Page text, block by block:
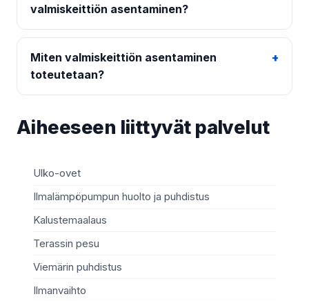
valmiskeittiön asentaminen?
Miten valmiskeittiön asentaminen
toteutetaan?
Aiheeseen liittyvät palvelut
Ulko-ovet
Ilmalämpöpumpun huolto ja puhdistus
Kalustemaalaus
Terassin pesu
Viemärin puhdistus
Ilmanvaihto